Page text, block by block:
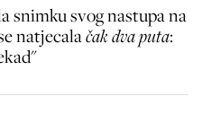
snimku svog nastupa na
natjecalačak dva puta: